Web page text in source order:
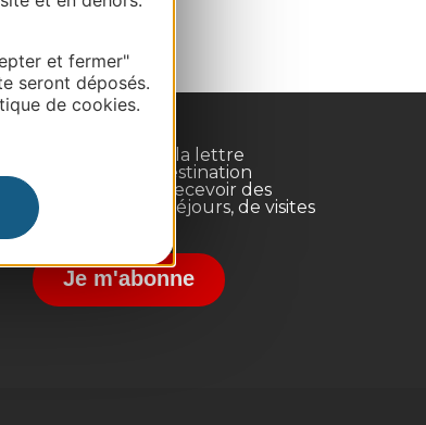
et fermer"
seront déposés.
de cookies.
Inscrivez-vous à la lettre
d'information Destination
Occitanie pour recevoir des
suggestions de séjours, de visites
et de sorties.
Je m'abonne